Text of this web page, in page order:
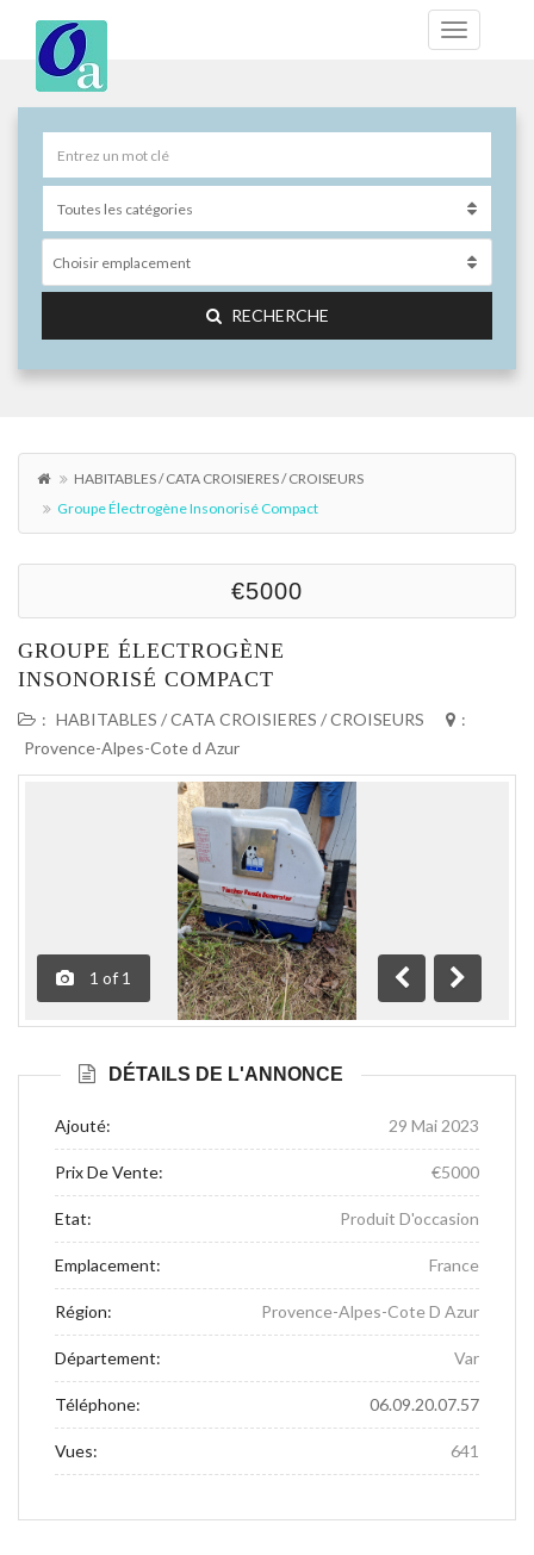
Choisir emplacement
RECHERCHE
HABITABLES / CATA CROISIERES / CROISEURS
Groupe Électrogène Insonorisé Compact
€5000
GROUPE ÉLECTROGÈNE
INSONORISÉ COMPACT
: HABITABLES / CATA CROISIERES / CROISEURS
:
Provence-Alpes-Cote d Azur
1 of 1
Précédente
Suivante
DÉTAILS DE L'ANNONCE
Ajouté: 29 Mai 2023
Prix De Vente: €5000
Etat: Produit D'occasion
Emplacement: France
Région: Provence-Alpes-Cote D Azur
Département: Var
Téléphone: 06.09.20.07.57
Vues: 641